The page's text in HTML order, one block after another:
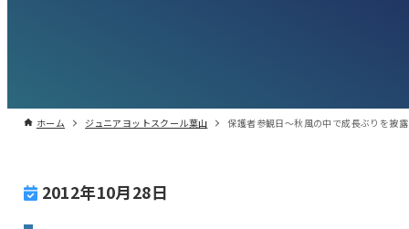
ホーム ジュニアヨットスクール葉山 保護者参観日〜秋風の中で成長ぶりを披露
2012年10月28日